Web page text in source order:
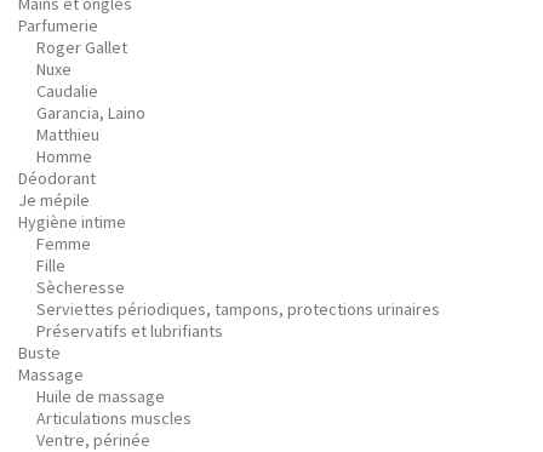
Parfumerie
Roger Gallet
Nuxe
Caudalie
Garancia, Laino
Matthieu
Homme
Déodorant
Je mépile
Hygiène intime
Femme
Fille
Sècheresse
Serviettes périodiques, tampons, protections urinaires
Préservatifs et lubrifiants
Buste
Massage
Huile de massage
Articulations muscles
Ventre, périnée